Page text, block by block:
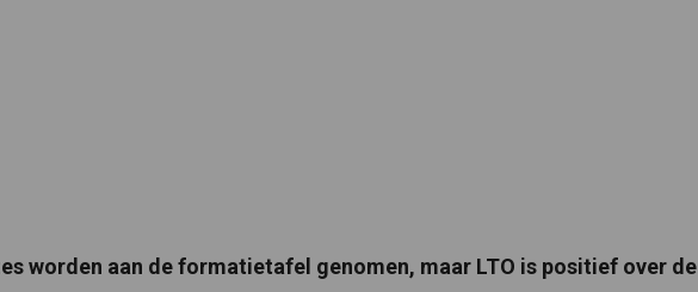
worden aan de formatietafel genomen, maar LTO is positief over de